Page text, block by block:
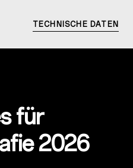
TECHNISCHE DATEN
für
2026